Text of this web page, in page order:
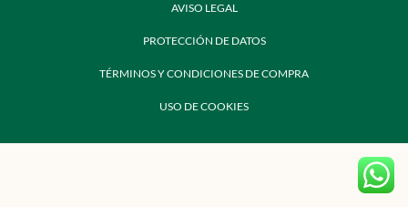
AVISO LEGAL
PROTECCIÓN DE DATOS
TÉRMINOS Y CONDICIONES DE COMPRA
USO DE COOKIES